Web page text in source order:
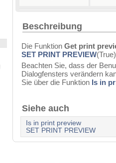
Beschreibung
Die Funktion Get print
SET PRINT PREVIEW
Beachten Sie, dass der
Dialogfensters verändern
Sie über die Funktion Is in
Siehe auch
Is in print preview
SET PRINT PREVIEW